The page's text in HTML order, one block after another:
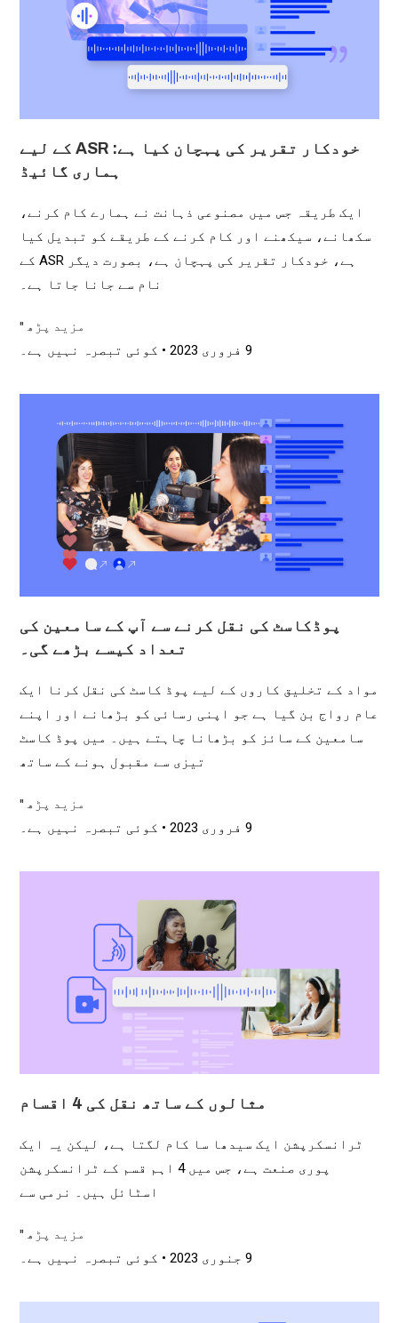
خودکار تقریر کی پہچان کیا ہے: ASR کے لیے
ہماری گائیڈ
ایک طریقہ جس میں مصنوعی ذہانت نے ہمارے کام کرنے،
سکھانے، سیکھنے اور کام کرنے کے طریقے کو تبدیل کیا
ہے، خودکار تقریر کی پہچان ہے، بصورت دیگر ASR کے
نام سے جانا جاتا ہے۔
مزید پڑھ "
9 فروری 2023 کوئی تبصرہ نہیں ہے۔
پوڈکاسٹ کی نقل کرنے سے آپ کے سامعین کی
تعداد کیسے بڑھے گی۔
مواد کے تخلیق کاروں کے لیے پوڈ کاسٹ کی نقل کرنا ایک
عام رواج بن گیا ہے جو اپنی رسائی کو بڑھانے اور اپنے
سامعین کے سائز کو بڑھانا چاہتے ہیں۔ میں پوڈ کاسٹ
تیزی سے مقبول ہونے کے ساتھ
مزید پڑھ "
9 فروری 2023 کوئی تبصرہ نہیں ہے۔
مثالوں کے ساتھ نقل کی 4 اقسام
ٹرانسکرپشن ایک سیدھا سا کام لگتا ہے، لیکن یہ ایک
پوری صنعت ہے، جس میں 4 اہم قسم کے ٹرانسکرپشن
اسٹائل ہیں۔ نرمی سے
مزید پڑھ "
9 جنوری 2023 کوئی تبصرہ نہیں ہے۔